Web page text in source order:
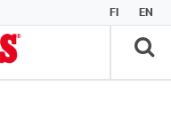
FI EN